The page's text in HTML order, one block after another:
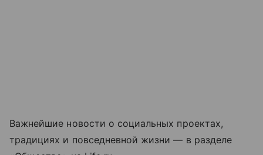
Важнейшие новости о социальных проектах,
традициях и повседневной жизни — в разделе